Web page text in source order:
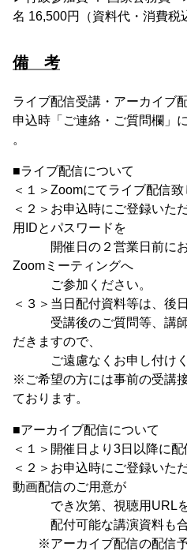
名 16,500円（資料代・消費税
備 考
ライブ配信受講・アーカイブ
申込時「ご連絡・ご質問欄」
。
■ライブ配信について
＜１＞Zoomにてライブ配信致
＜２＞お申込時にご登録いた
用IDとパスワードを
開催日の２営業日前にお
Zoomミーティングへ
ご参加ください。
＜３＞当日配付資料等は、後
受講後のご質問等、講師
だきますので、
ご遠慮なくお申し付けく
※ご希望の方には事前の受講
ております。
■アーカイブ配信について
＜１＞開催日より3日以降に配
＜２＞お申込時にご登録いた
動画配信のご用意が
でき次第、視聴用URLを
配付可能な講演資料も合
※アーカイブ配信の配信予